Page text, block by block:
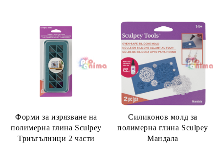
Форми за изрязване на
полимерна глина Sculpey
Триъгълници 2 части
Силиконов молд за
полимерна глина Sculpey
Мандала